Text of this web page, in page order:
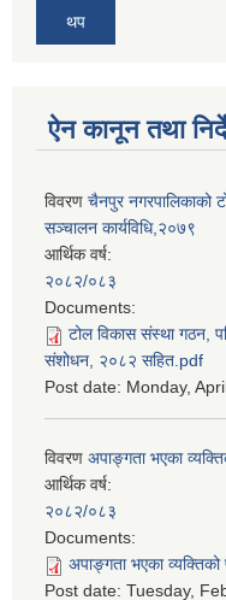
थप
ऐन कानून तथा
विवरण चैनपुर नगरपालिकाको
सञ्चालन कार्यविधि,२०७९
आर्थिक वर्ष:
२०८२/०८३
Documents:
टोल विकास संस्था गठन,
संशोधन, २०८२ सहित.pdf
Post date: Monday,
विवरण अपाङ्गता भएका
आर्थिक वर्ष:
२०८२/०८३
Documents:
अपाङ्गता भएका
Post date: Tuesday,